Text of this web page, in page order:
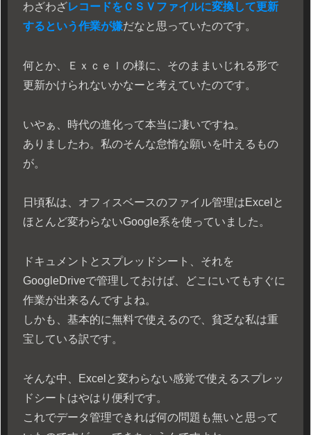
わざわざレコードをＣＳＶファイルに変換して更新
するという作業が嫌だなと思っていたのです。
何とか、Ｅｘｃｅｌの様に、そのままいじれる形で
更新かけられないかなーと考えていたのです。
いやぁ、時代の進化って本当に凄いですね。
ありましたわ。私のそんな怠惰な願いを叶えるもの
が。
日頃私は、オフィスベースのファイル管理はExcelと
ほとんど変わらないGoogle系を使っていました。
ドキュメントとスプレッドシート、それを
GoogleDriveで管理しておけば、どこにいてもすぐに
作業が出来るんですよね。
しかも、基本的に無料で使えるので、貧乏な私は重
宝している訳です。
そんな中、Excelと変わらない感覚で使えるスプレッ
ドシートはやはり便利です。
これでデータ管理できれば何の問題も無いと思って